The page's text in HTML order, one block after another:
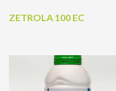
ZETROLA 100 EC